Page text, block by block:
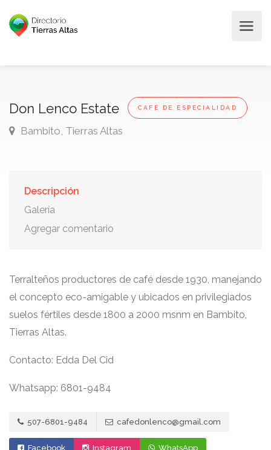
Don Lenco Estate CAFÉ DE ESPECIALIDAD
Bambito, Tierras Altas
Descripción
Galería
Agregar comentario
Terralteños productores de café desde 1930, manejando
el concepto eco-amigable y ubicados en privilegiados
suelos fértiles desde 1800 a 2000 msnm en Bambito,
Tierras Altas.
Contacto: Edda Del Cid
Whatsapp: 6801-9484
507-6801-9484 cafedonlenco@gmail.com
Facebook Instagram WhatsApp